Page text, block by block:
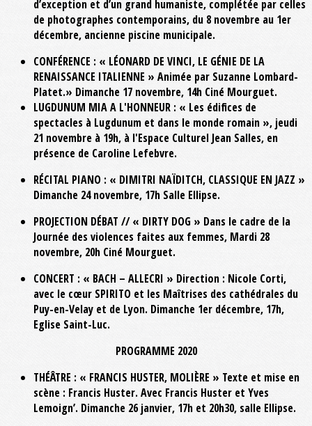
d’exception et d’un grand humaniste, complétée par celles
de photographes contemporains, du 8 novembre au 1er
décembre, ancienne piscine municipale.
CONFÉRENCE : « LÉONARD DE VINCI, LE GÉNIE DE LA
RENAISSANCE ITALIENNE » Animée par Suzanne Lombard-
Platet.» Dimanche 17 novembre, 14h Ciné Mourguet.
LUGDUNUM MIA A L'HONNEUR : « Les édifices de
spectacles à Lugdunum et dans le monde romain », jeudi
21 novembre à 19h, à l'Espace Culturel Jean Salles, en
présence de Caroline Lefebvre.
RÉCITAL PIANO : « DIMITRI NAÏDITCH, CLASSIQUE EN JAZZ »
Dimanche 24 novembre, 17h Salle Ellipse.
PROJECTION DÉBAT // « DIRTY DOG » Dans le cadre de la
Journée des violences faites aux femmes, Mardi 28
novembre, 20h Ciné Mourguet.
CONCERT : « BACH – ALLECRI » Direction : Nicole Corti,
avec le cœur SPIRITO et les Maîtrises des cathédrales du
Puy-en-Velay et de Lyon. Dimanche 1er décembre, 17h,
Eglise Saint-Luc.
PROGRAMME 2020
THÉÂTRE : « FRANCIS HUSTER, MOLIÈRE » Texte et mise en
scène : Francis Huster. Avec Francis Huster et Yves
Lemoign’. Dimanche 26 janvier, 17h et 20h30, salle Ellipse.